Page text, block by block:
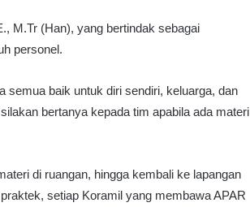
M.Tr (Han), yang bertindak sebagai
personel.
semua baik untuk diri sendiri, keluarga, dan
bertanya kepada tim apabila ada materi
di ruangan, hingga kembali ke lapangan
setiap Koramil yang membawa APAR